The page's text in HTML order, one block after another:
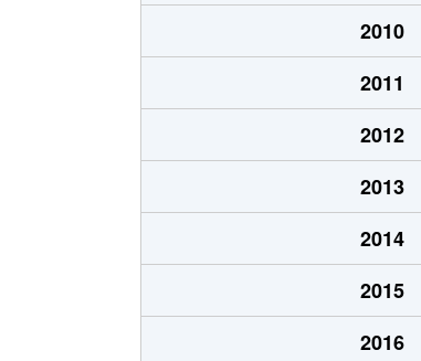
大井
15,000万円
大井
8,400万円
大井
18,000万円
大井
13,000万円
大井
2,600万円
大井
8,900万円
2010
2011
2012
2013
2014
2015
2016